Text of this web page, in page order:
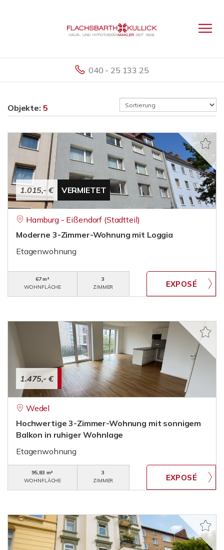
040 - 25 133 25
Objekte: 5
1.015,- € VERMIETET
Hamburg - Eißendorf (Stadtteil)
Moderne 3-Zimmer-Wohnung mit Loggia
Etagenwohnung
67 m²
WOHNFLÄCHE
3
ZIMMER
1.475,- €
Wedel
Hochwertige 3-Zimmer-Wohnung mit sonnigem
Balkon in ruhiger Wohnlage
Etagenwohnung
95,83 m²
WOHNFLÄCHE
3
ZIMMER